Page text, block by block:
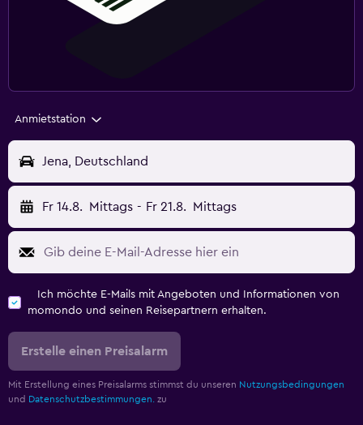
Anmietstation
Jena, Deutschland
Fr 14.8. Mittags - Fr 21.8. Mittags
Ich möchte E-Mails mit Angeboten und Informationen von
momondo und seinen Reisepartnern erhalten.
Erstelle einen Preisalarm
Mit Erstellung eines Preisalarms stimmst du unseren Nutzungsbedingungen
und Datenschutzbestimmungen. zu